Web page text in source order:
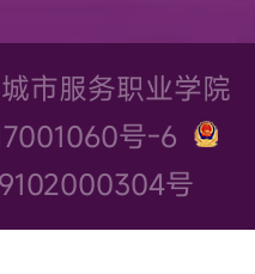
市服务职业学院
号-6
号